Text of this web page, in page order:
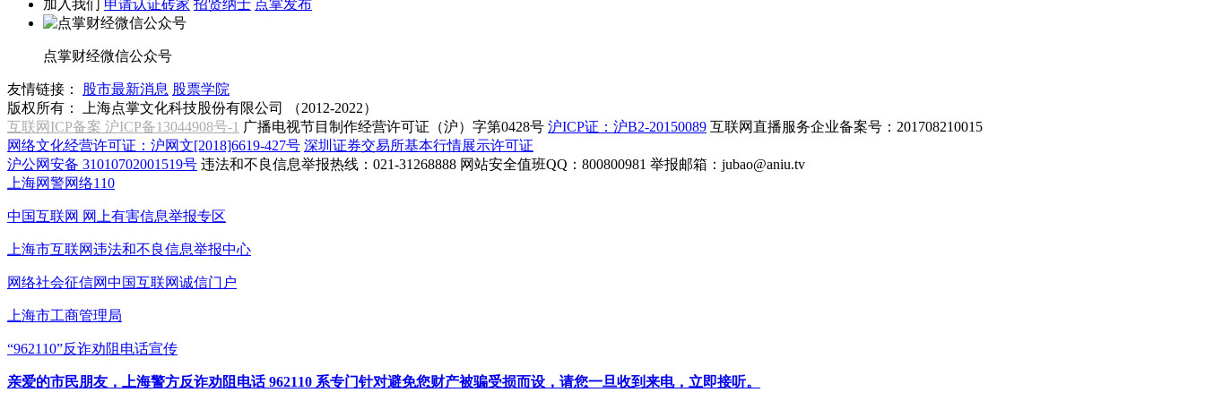
加入我们 申请认证砖家 招贤纳士 点掌发布
点掌财经微信公众号
友情链接： 股市最新消息 股票学院
版权所有：
上海点掌文化科技股份有限公司 （2012-2022）
互联网ICP备案 沪ICP备13044908号-1 广播电视节目制作经营许可证（沪）字第0428号 沪ICP证：沪B2-20150089 互联网直播服务企业备案号：201708210015
网络文化经营许可证：沪网文[2018]6619-427号 深圳证券交易所基本行情展示许可证
沪公网安备 31010702001519号 违法和不良信息举报热线：021-31268888 网站安全值班QQ：800800981 举报邮箱： jubao@aniu.tv
上海网警网络110
中国互联网 网上有害信息举报专区
上海市互联网违法和不良信息举报中心
网络社会征信网中国互联网诚信门户
上海市工商管理局
“962110”反诈劝阻电话宣传
亲爱的市民朋友，上海警方反诈劝阻电话 962110 系专门针对避免您财产被骗受损而设，请您一旦收到来电，立即接听。